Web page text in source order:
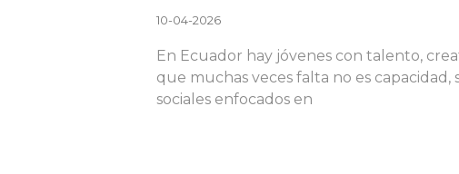
10-04-2026
En Ecuador hay jóvenes con talento,
que muchas veces falta no es
sociales enfocados en